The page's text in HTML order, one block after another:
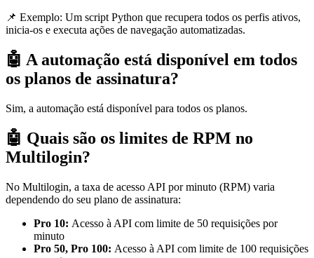
📌 Exemplo: Um script Python que recupera todos os perfis ativos,
inicia-os e executa ações de navegação automatizadas.
🤖 A automação está disponível em todos
os planos de assinatura?
Sim, a automação está disponível para todos os planos.
🤖 Quais são os limites de RPM no
Multilogin?
No Multilogin, a taxa de acesso API por minuto (RPM) varia
dependendo do seu plano de assinatura:
Pro 10: Acesso à API com limite de 50 requisições por
minuto
Pro 50, Pro 100: Acesso à API com limite de 100 requisições